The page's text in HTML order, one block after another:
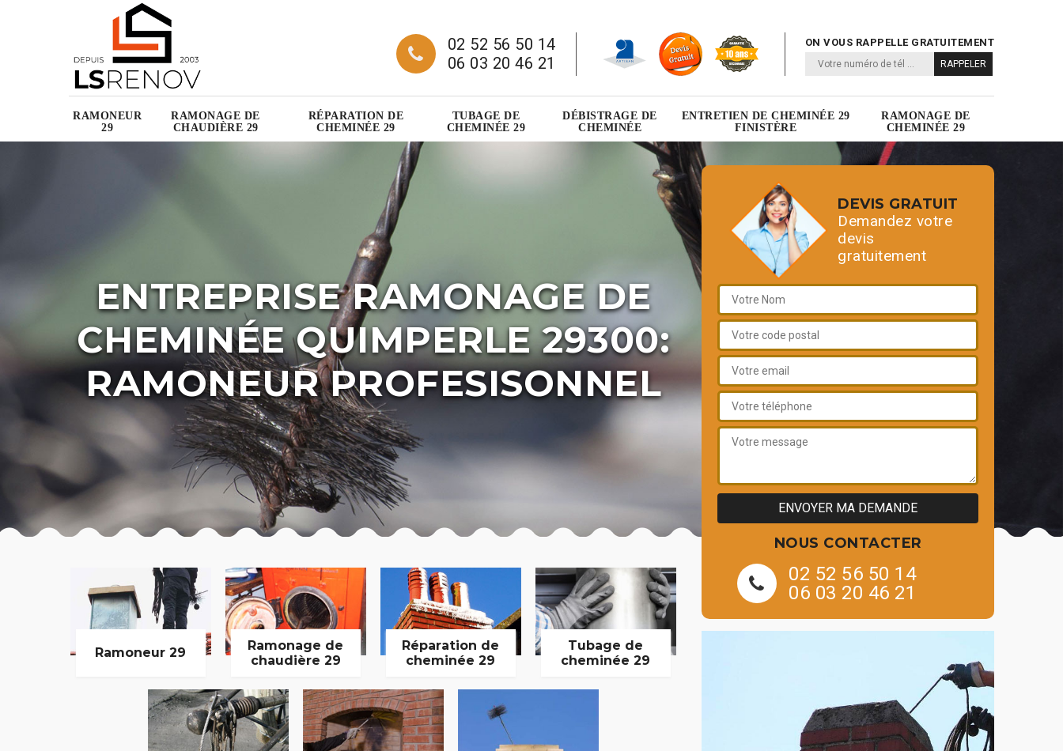
02 52 56 50 14
06 03 20 46 21
ON VOUS RAPPELLE GRATUITEMENT
RAMONEUR
29
RAMONAGE DE
CHAUDIÈRE 29
RÉPARATION DE
CHEMINÉE 29
TUBAGE DE
CHEMINÉE 29
DÉBISTRAGE DE
CHEMINÉE
ENTRETIEN DE CHEMINÉE 29
FINISTÈRE
RAMONAGE DE
CHEMINÉE 29
ENTREPRISE RAMONAGE DE
CHEMINÉE QUIMPERLE 29300:
RAMONEUR PROFESISONNEL
Ramoneur 29
Ramonage de
chaudière 29
Réparation de
cheminée 29
Tubage de
cheminée 29
DEVIS GRATUIT
Demandez votre
devis
gratuitement
NOUS CONTACTER
02 52 56 50 14
06 03 20 46 21